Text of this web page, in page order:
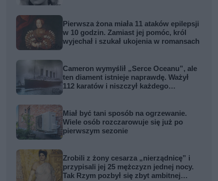
Pierwsza żona miała 11 ataków epilepsji
w 10 godzin. Zamiast jej pomóc, król
wyjechał i szukał ukojenia w romansach
Cameron wymyślił „Serce Oceanu”, ale
ten diament istnieje naprawdę. Ważył
112 karatów i niszczył każdego
Miał być tani sposób na ogrzewanie.
Wiele osób rozczarowuje się już po
pierwszym sezonie
Zrobili z żony cesarza „nierządnicę” i
przypisali jej 25 mężczyzn jednej nocy.
Tak Rzym pozbył się zbyt ambitnej